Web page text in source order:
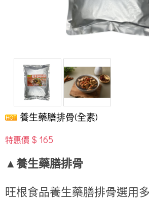
養生藥膳排骨(全素)
特惠價 $ 165
▲養生藥膳排骨
旺根食品養生藥膳排骨選用